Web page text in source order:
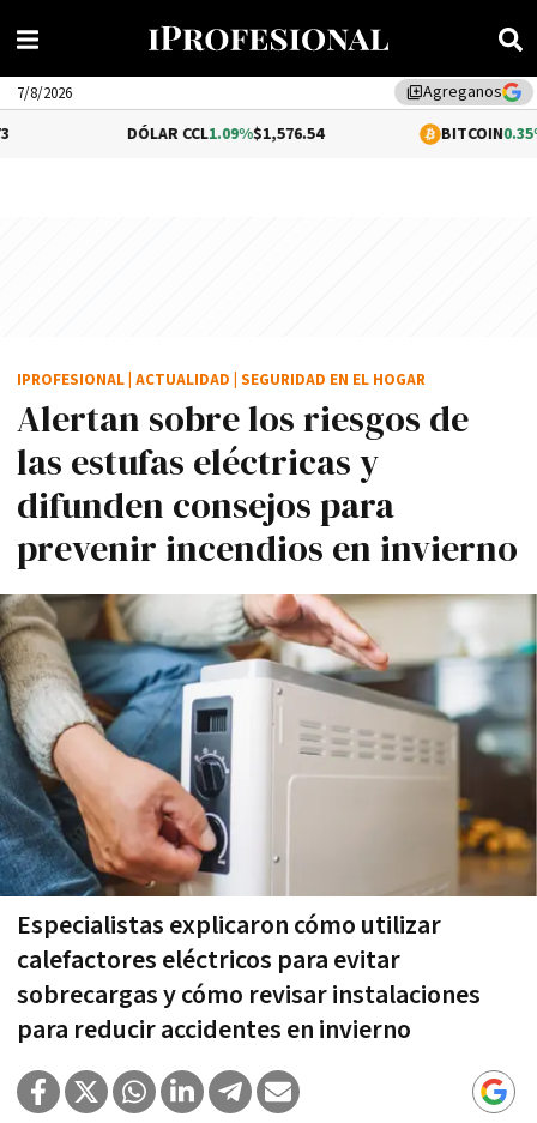
library_addAgreganos
7/8/2026
1.09%$1,576.54 0.35%$64,771.90
Alertan sobre los riesgos de
las estufas eléctricas y
difunden consejos para
prevenir incendios en invierno
Especialistas explicaron cómo utilizar
calefactores eléctricos para evitar
sobrecargas y cómo revisar instalaciones
para reducir accidentes en invierno
IPROFESIONAL ACTUALIDAD SEGURIDAD EN EL HOGAR